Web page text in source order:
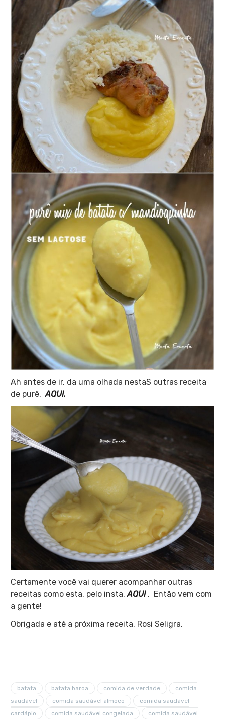
Ah antes de ir, da uma olhada nestaS outras receita
de purê,AQUI.
Certamente você vai querer acompanhar outras
receitas como esta, pelo insta,AQUI. Então vem com
a gente!
Obrigada e até a próxima receita, Rosi Seligra.
batata batata baroa comida de verdade
comida
saudável
comida saudável almoço
comida saudável
cardápio
comida saudável congelada
comida saudável